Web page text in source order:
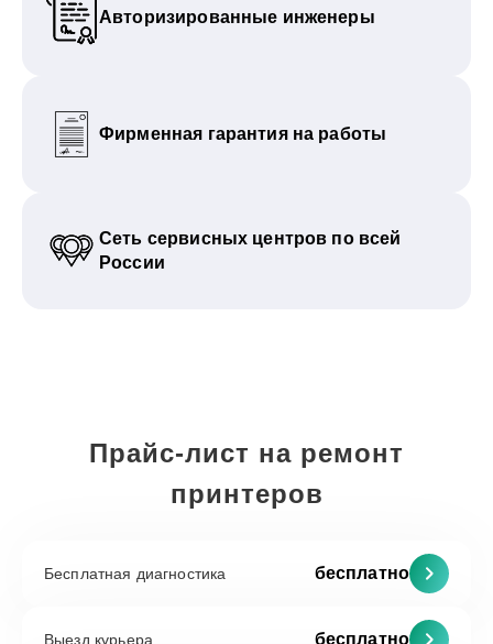
Авторизированные инженеры
Фирменная гарантия на работы
Сеть сервисных центров по всей
России
Прайс-лист на ремонт
принтеров
Бесплатная диагностика бесплатно
Выезд курьера бесплатно